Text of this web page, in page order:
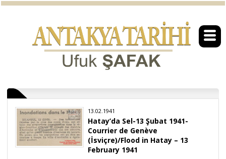
13.02.1941
Hatay’da Sel-13 Şubat 1941-
Courrier de Genève
(İsviçre)/Flood in Hatay – 13
February 1941